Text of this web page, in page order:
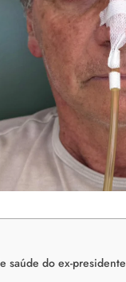
saúde do ex-presidente